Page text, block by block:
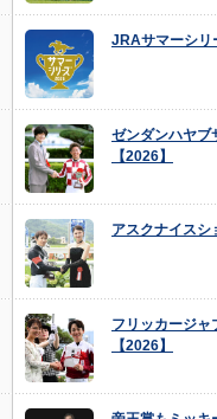
JRAサマーシリ
ゼンダンハヤブ
【2026】
アスクナイスシ
フリッカージャ
【2026】